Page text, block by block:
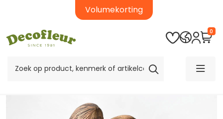
Volumekorting
0